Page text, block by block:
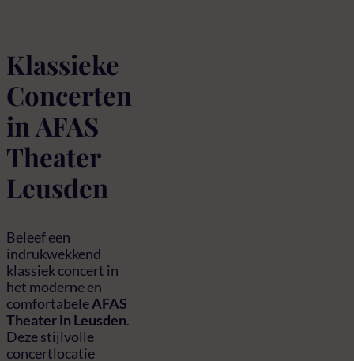
Klassieke
Concerten
in AFAS
Theater
Leusden
Beleef een
indrukwekkend
klassiek concert in
het moderne en
comfortabeleAFAS
Theater in Leusden.
Deze stijlvolle
concertlocatie